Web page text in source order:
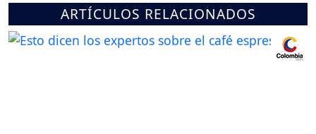
ARTÍCULOS RELACIONADOS